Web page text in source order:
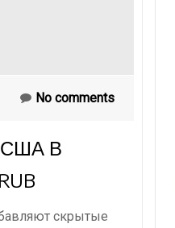
No comments
В
скрытые